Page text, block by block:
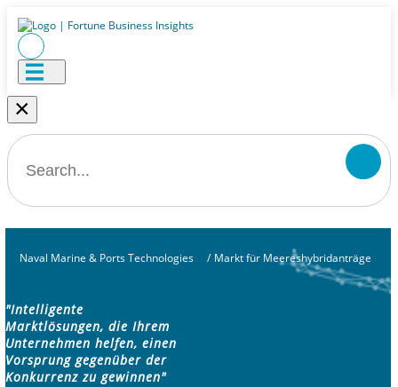
×
Naval Marine & Ports Technologies / Markt für Meereshybridanträge
"Intelligente
Marktlösungen, die Ihrem
Unternehmen helfen, einen
Vorsprung gegenüber der
Konkurrenz zu gewinnen"